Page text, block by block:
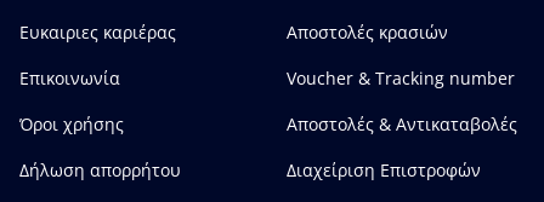
Ευκαιριες καριέρας
Επικοινωνία
Όροι χρήσης
Δήλωση απορρήτου
Αποστολές κρασιών
Voucher & Tracking number
Αποστολές & Αντικαταβολές
Διαχείριση Επιστροφών